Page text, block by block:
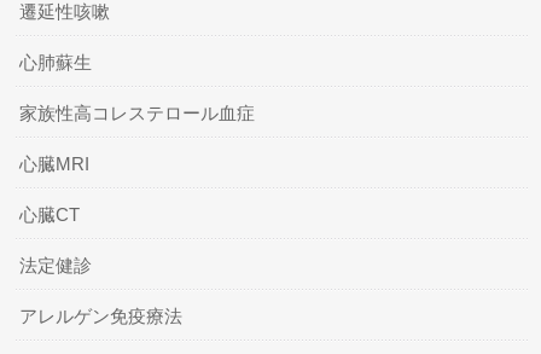
遷延性咳嗽
心肺蘇生
家族性高コレステロール血症
心臓MRI
心臓CT
法定健診
アレルゲン免疫療法